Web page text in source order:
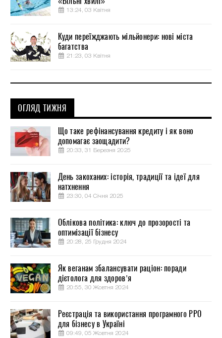
13:24, 03 Квітня
Куди переїжджають мільйонери: нові міста
багатства
21:23, 03 Квітня
ОГЛЯД ТИЖНЯ
Що таке рефінансування кредиту і як воно
допомагає заощадити?
20:33, 31 Березня 2025
День закоханих: історія, традиції та ідеї для
натхнення
23:30, 04 Січня 2025
Облікова політика: ключ до прозорості та
оптимізації бізнесу
20:28, 25 Грудня 2024
Як веганам збалансувати раціон: поради
дієтолога для здоров’я
20:55, 30 Жовтня 2024
Реєстрація та використання програмного РРО
для бізнесу в Україні
09:49, 05 Жовтня 2024